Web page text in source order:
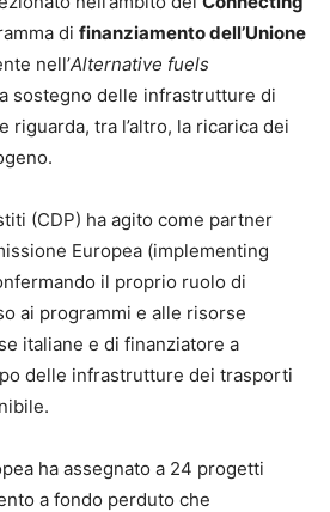
di finanziamento dell’Unione
nell’Alternative fuels
sostegno delle infrastrutture di
riguarda, tra l’altro, la ricarica dei
(CDP) ha agito come partner
Europea (implementing
il proprio ruolo di
ai programmi e alle risorse
italiane e di finanziatore a
delle infrastrutture dei trasporti
ha assegnato a 24 progetti
a fondo perduto che